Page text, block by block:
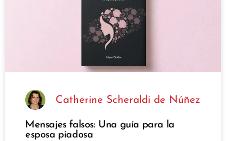
Catherine Scheraldi de Núñez
Mensajes falsos: Una guía para la
esposa piadosa